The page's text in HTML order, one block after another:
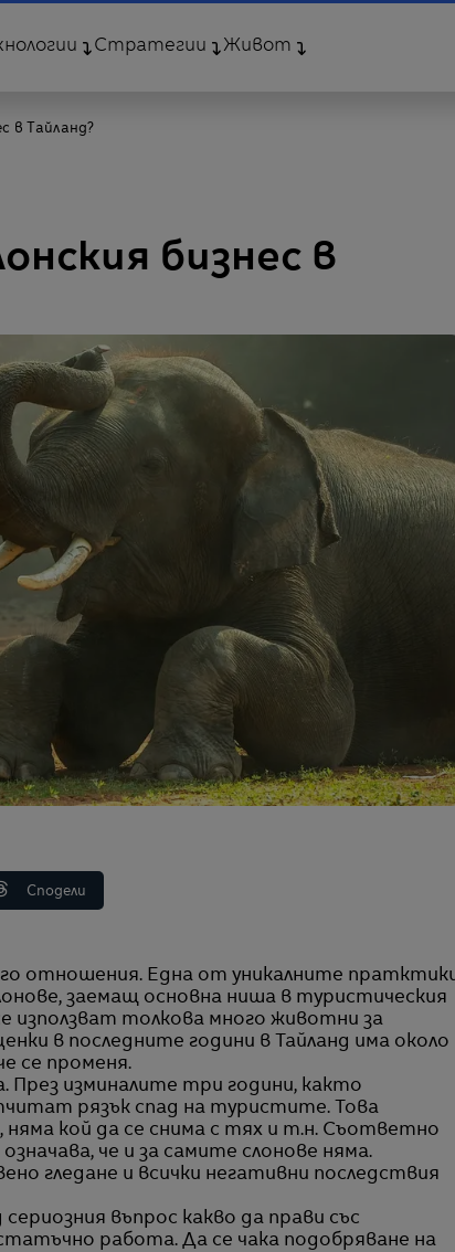
Стратегии Живот
в Тайланд?
бизнес в
Сподели
заемащ основна ниша в туристическия
използват толкова много животни за
в последните години в Тайланд има около
се променя.
През изминалите три години, както
рязък спад на туристите. Това
няма кой да се снима с тях и т.н. Съответно
че и за самите слонове няма.
гледане и всички негативни последствия
въпрос какво да прави със
работа. Да се чака подобряване на